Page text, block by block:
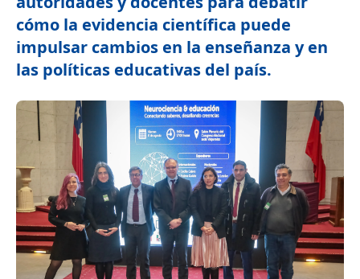
cómo la evidencia científica puede
impulsar cambios en la enseñanza y en
las políticas educativas del país.